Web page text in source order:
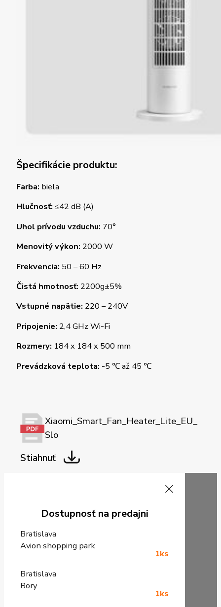
Špecifikácie produktu:
Farba: biela
Hlučnosť: ≤42 dB (A)
Uhol prívodu vzduchu: 70°
Menovitý výkon: 2000 W
Frekvencia: 50 – 60 Hz
Čistá hmotnosť: 2200g±5%
Vstupné napätie: 220 – 240V
Pripojenie: 2,4 GHz Wi-Fi
Rozmery: 184 x 184 x 500 mm
Prevádzková teplota: -5 ℃ až 45 ℃
Xiaomi_Smart_Fan_Heater_Lite_EU_
Slo
Stiahnuť
Dostupnosť na predajni
Bratislava
Avion shopping park
1ks
Bratislava
Bory
1ks